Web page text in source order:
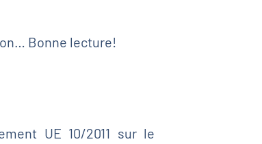
Bonne lecture!
UE 10/2011 sur le